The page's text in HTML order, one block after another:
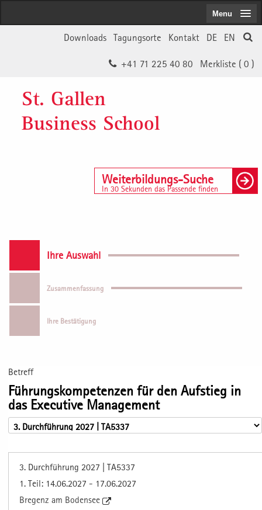
EN
DE
Kontakt
Tagungsorte
Downloads
Merkliste ( 0 )
+41 71 225 40 80
St. Gallen
Business School
Weiterbildungs-Suche
In 30 Sekunden das Passende finden
Menu
Ihre Auswahl
Zusammenfassung
Ihre Bestätigung
Betreff
Führungskompetenzen für den Aufstieg in
das Executive Management
3. Durchführung 2027 | TA5337
1. Teil: 14.06.2027 - 17.06.2027
Bregenz am Bodensee